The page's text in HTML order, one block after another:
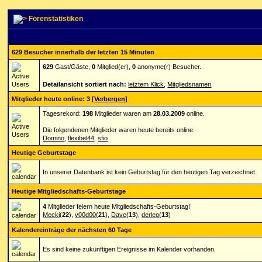
Forenstatistiken
629 Besucher innerhalb der letzten 15 Minuten
629 Gast/Gäste,0 Mitglied(er),0 anonyme(r) Besucher.
Detailansicht sortiert nach: letztem Klick ,Mitgliedsnamen
Mitglieder heute online: 3[Verbergen]
Tagesrekord:198 Mitglieder waren am28.03.2009 online.
Die folgendenen Mitglieder waren heute bereits online:
Domino ,flexibel44 ,sfio
Heutige Geburtstage
In unserer Datenbank ist kein Geburtstag für den heutigen Tag verzeichnet.
Heutige Mitgliedschafts-Geburtstage
4 Mitglieder feiern heute Mitgliedschafts-Geburtstag!
Mecki(22),v00d00(21),Dave(13),derleo(13)
Kalendereinträge der nächsten 60 Tage
Es sind keine zukünftigen Ereignisse im Kalender vorhanden.